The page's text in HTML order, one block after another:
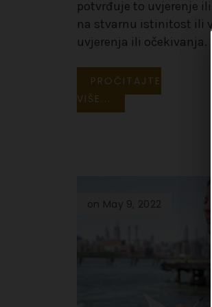
potvrđuje to uvjerenje
na stvarnu istinitost ili
uvjerenja ili očekivanja.
PROČITAJTE
VIŠE...
on May 9, 2022